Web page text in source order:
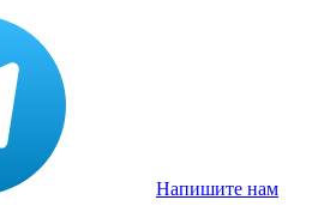
Напишите нам